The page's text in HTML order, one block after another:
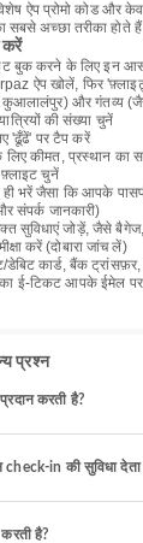
ऐप प्रोमो कोड और
सबसे अच्छा तरीका होते
करें
बुक करने के लिए इन
ऐप खोलें, फिर
और गंतव्य (जैसे
की संख्या चुनें
'ढूँढें' पर टैप करें
कीमत, प्रस्थान का
चुनें
भरें जैसा कि आपके
संपर्क जानकारी)
सुविधाएं जोड़ें, जैसे बैगेज,
करें (दोबारा जांच लें)
डेबिट कार्ड, बैंक
ई-टिकट आपके ईमेल पर
प्रश्न
करती है?
in की सुविधा
है?